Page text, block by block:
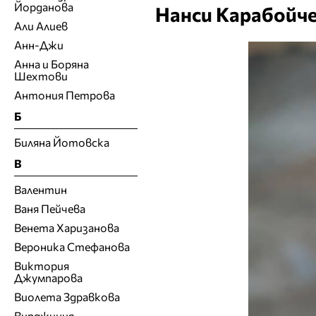
Нанси
Йорданова
Али Алиев
Анн-Джи
Анна и Боряна
Шехтови
Антония Петрова
Б
Биляна Йотовска
В
Валентин
Ваня Пейчева
Венета Харизанова
Вероника Стефанова
Виктория
Джумпарова
Виолета Здравкова